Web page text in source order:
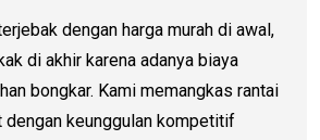
dengan harga murah di awal,
di akhir karena adanya biaya
bongkar. Kami memangkas rantai
keunggulan kompetitif